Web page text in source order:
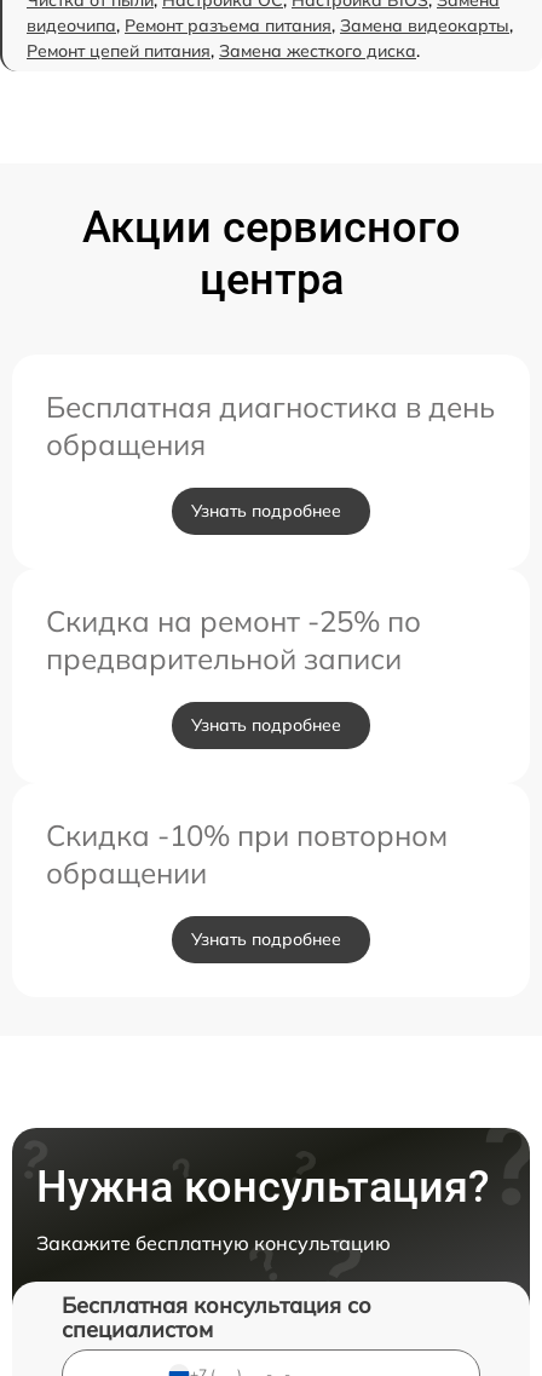
видеочипа, Ремонт разъема питания, Замена видеокарты,
Ремонт цепей питания, Замена жесткого диска.
Акции сервисного
центра
Бесплатная диагностика в день
обращения
Узнать подробнее
Скидка на ремонт -25% по
предварительной записи
Узнать подробнее
Скидка -10% при повторном
обращении
Узнать подробнее
Нужна консультация?
Закажите бесплатную консультацию
Бесплатная консультация со
специалистом